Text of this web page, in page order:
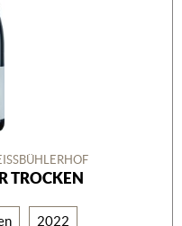
TROCKEN
2022